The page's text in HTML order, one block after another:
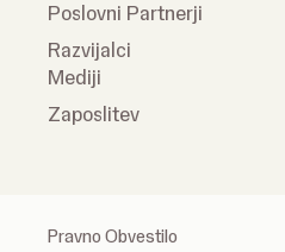
Poslovni Partnerji
Razvijalci
Mediji
Zaposlitev
Pravno Obvestilo